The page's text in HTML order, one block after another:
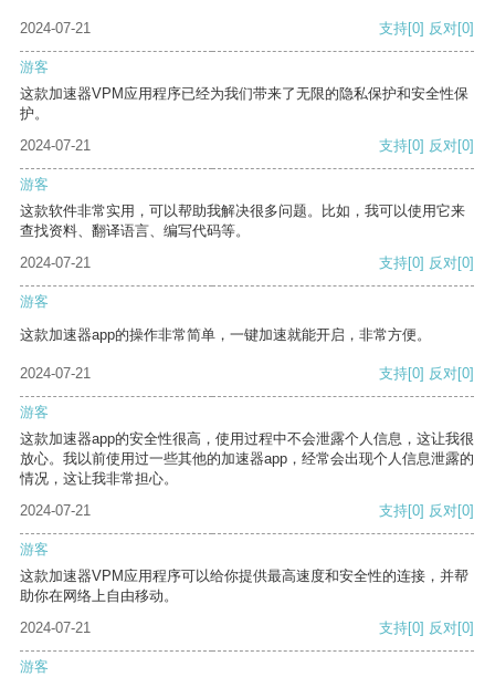
2024-07-21 支持[0] 反对[0]
游客
这款加速器VPM应用程序已经为我们带来了无限的隐私保护和安全性保
护。
2024-07-21
支持[0] 反对[0]
游客
这款软件非常实用，可以帮助我解决很多问题。比如，我可以使用它来
查找资料、翻译语言、编写代码等。
2024-07-21
支持[0] 反对[0]
游客
这款加速器app的操作非常简单，一键加速就能开启，非常方便。
2024-07-21 支持[0] 反对[0]
游客
这款加速器app的安全性很高，使用过程中不会泄露个人信息，这让我很
放心。我以前使用过一些其他的加速器app，经常会出现个人信息泄露的
情况，这让我非常担心。
2024-07-21
支持[0] 反对[0]
游客
这款加速器VPM应用程序可以给你提供最高速度和安全性的连接，并帮
助你在网络上自由移动。
2024-07-21
支持[0] 反对[0]
游客